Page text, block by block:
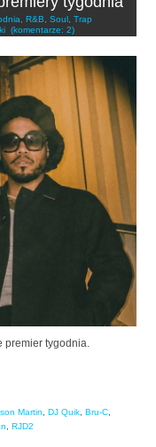
R&B Soul Trap
(komentarze: 2)
premier tygodnia.
Martin DJ Quik Bru-C
RJD2